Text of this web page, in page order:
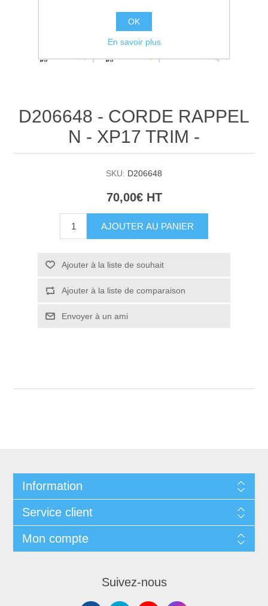
D206648 - CORDE RAPPEL
N - XP17 TRIM -
SKU: D206648
70,00€ HT
AJOUTER AU PANIER
Ajouter à la liste de souhait
Ajouter à la liste de comparaison
Envoyer à un ami
Information
Service client
Mon compte
Suivez-nous
OK
En savoir plus